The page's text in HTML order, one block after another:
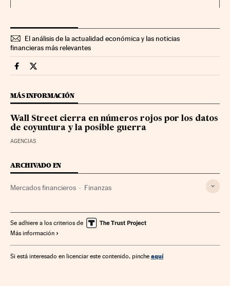
El análisis de la actualidad económica y las noticias
financieras más relevantes
Mercados Financieros Cinco Días en Facebook
Mercados Financieros Cinco Días en Twitter
MÁS INFORMACIÓN
Wall Street cierra en números rojos por los datos
de coyuntura y la posible guerra
AGENCIAS
ARCHIVADO EN
Mercados financieros Finanzas
Se adhiere a los criterios de
Más información
Si está interesado en licenciar este contenido, pinche aquí